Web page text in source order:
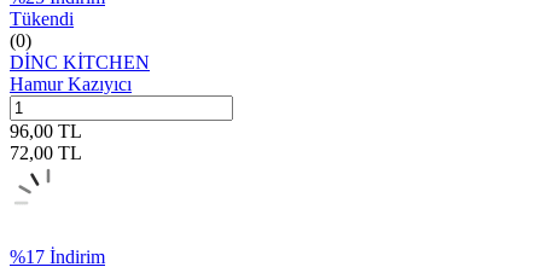
Tükendi
(0)
DİNC KİTCHEN
Hamur Kazıyıcı
96,00 TL
72,00 TL
%17 İndirim